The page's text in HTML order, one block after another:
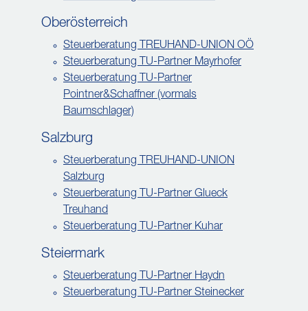
Oberösterreich
Steuerberatung TREUHAND-UNION OÖ
Steuerberatung TU-Partner Mayrhofer
Steuerberatung TU-Partner
Pointner&Schaffner (vormals
Baumschlager)
Salzburg
Steuerberatung TREUHAND-UNION
Salzburg
Steuerberatung TU-Partner Glueck
Treuhand
Steuerberatung TU-Partner Kuhar
Steiermark
Steuerberatung TU-Partner Haydn
Steuerberatung TU-Partner Steinecker